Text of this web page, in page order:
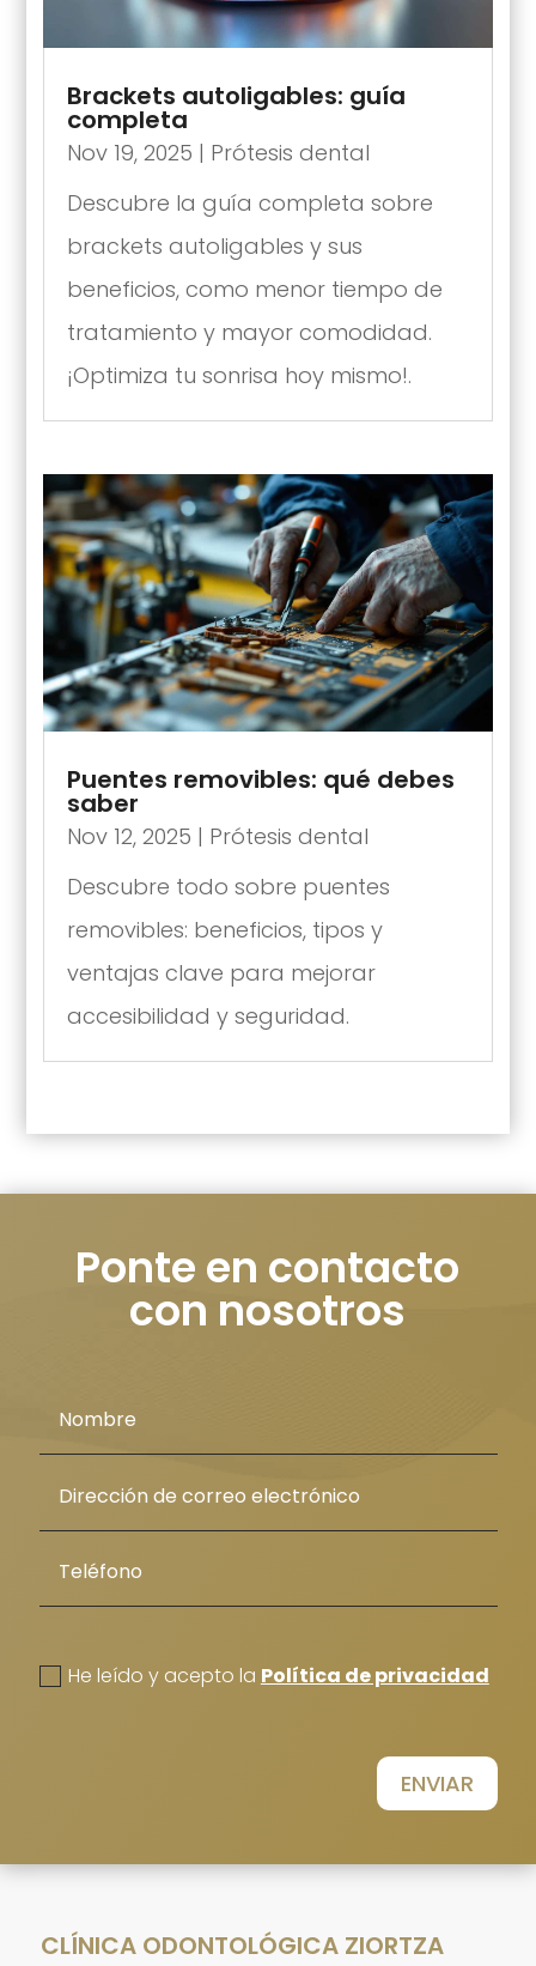
Brackets autoligables: guía
completa
Nov 19, 2025 | Prótesis dental
Descubre la guía completa sobre
brackets autoligables y sus
beneficios, como menor tiempo de
tratamiento y mayor comodidad.
¡Optimiza tu sonrisa hoy mismo!.
Puentes removibles: qué debes
saber
Nov 12, 2025 | Prótesis dental
Descubre todo sobre puentes
removibles: beneficios, tipos y
ventajas clave para mejorar
accesibilidad y seguridad.
Ponte en contacto
con nosotros
He leído y acepto la Política de privacidad
ENVIAR
CLÍNICA ODONTOLÓGICA ZIORTZA